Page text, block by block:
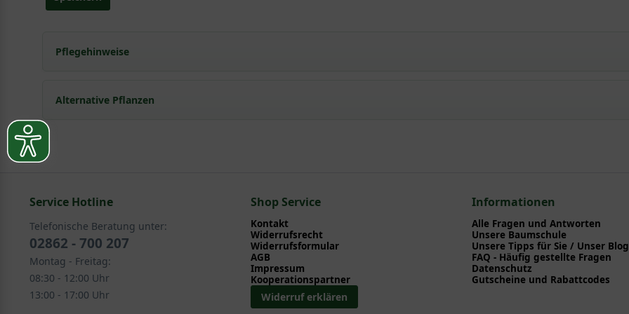
Pflegehinweise
Pflanz- und Pflegetipps Arctostaphylos uva-ursi / Echte Bärentraube / Immergrüne Bärentraube
Alternative Pflanzen
Bodendecker > Sonstige Bodendecker
Service Hotline
Telefonische Beratung unter:
02862 - 700 207
Montag - Freitag:
08:30 - 12:00 Uhr
13:00 - 17:00 Uhr
Shop Service
Kontakt
Widerrufsrecht
Widerrufsformular
AGB
Impressum
Kooperationspartner
Widerruf erklären
Informationen
Alle Fragen und Antworten
Unsere Baumschule
Unsere Tipps für Sie / Unser Blog
FAQ - Häufig gestellte Fragen
Datenschutz
Gutscheine und Rabattcodes